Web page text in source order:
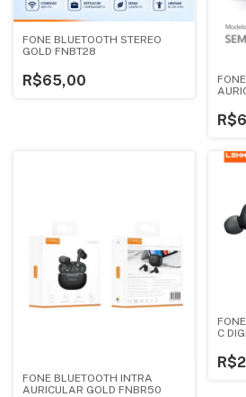
FONE BLUETOOTH STEREO
GOLD FNBT28
R$65,00
FONE BLUETOOTH INTRA
AURICULAR GOLD FNBR50
C